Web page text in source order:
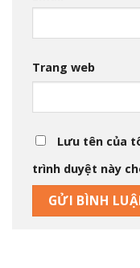
Trang web
Lưu tên của
trình duyệt này